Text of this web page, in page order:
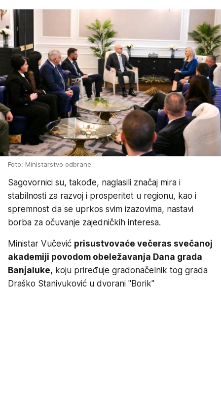
Foto: Ministarstvo odbrane
Sagovornici su, takođe, naglasili značaj mira i
stabilnosti za razvoj i prosperitet u regionu, kao i
spremnost da se uprkos svim izazovima, nastavi
borba za očuvanje zajedničkih interesa.
Ministar Vučević prisustvovaće večeras svečanoj
akademiji povodom obeležavanja Dana grada
Banjaluke, koju priređuje gradonačelnik tog grada
Draško Stanivuković u dvorani "Borik"